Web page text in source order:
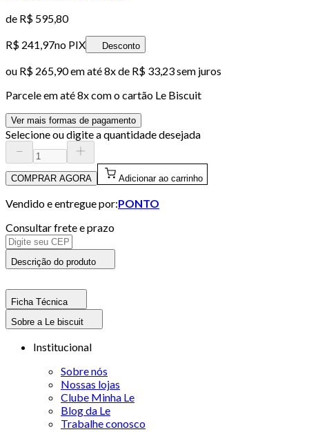
de R$ 595,80
R$ 241,97no PIX Desconto
ou R$ 265,90em até8x de R$ 33,23 sem juros
Parcele em até8x com o cartão Le Biscuit
Ver mais formas de pagamento
Selecione ou digite a quantidade desejada
COMPRAR AGORA Adicionar ao carrinho
Vendido e entregue por:PONTO
Consultar frete e prazo
Descrição do produto
Ficha Técnica
Sobre a Le biscuit
Institucional
Sobre nós
Nossas lojas
Clube Minha Le
Blog da Le
Trabalhe conosco